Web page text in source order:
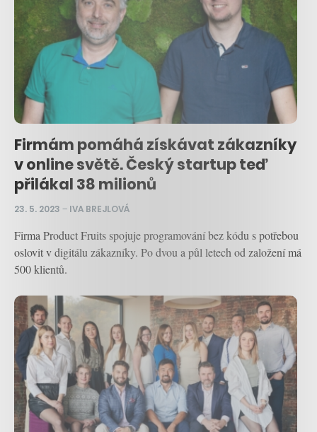
Firmám pomáhá získávat zákazníky
v online světě. Český startup teď
přilákal 38 milionů
23. 5. 2023 – IVA BREJLOVÁ
Firma Product Fruits spojuje programování bez kódu s potřebou
oslovit v digitálu zákazníky. Po dvou a půl letech od založení má
500 klientů.